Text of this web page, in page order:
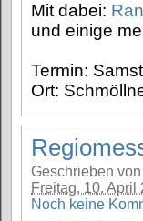
Mit dabei:
und einige
Termin:
Ort:
Geschrieben von
Freitag, 10. April
Noch keine